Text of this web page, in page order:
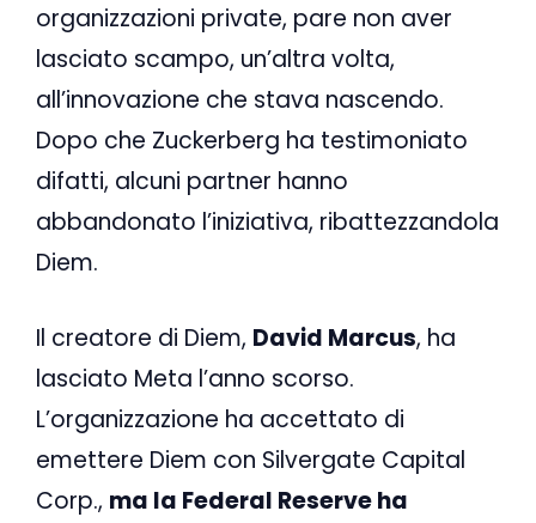
organizzazioni private, pare non aver
lasciato scampo, un’altra volta,
all’innovazione che stava nascendo.
Dopo che Zuckerberg ha testimoniato
difatti, alcuni partner hanno
abbandonato l’iniziativa, ribattezzandola
Diem.
Il creatore di Diem, David Marcus, ha
lasciato Meta l’anno scorso.
L’organizzazione ha accettato di
emettere Diem con Silvergate Capital
Corp., ma la Federal Reserve ha